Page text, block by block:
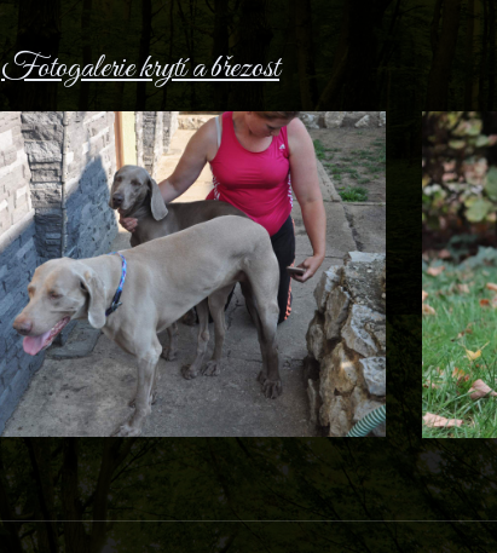
Fotogalerie krytí a březost